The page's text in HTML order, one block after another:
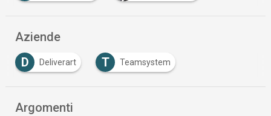
Aziende
D
Deliverart T Teamsystem
Argomenti